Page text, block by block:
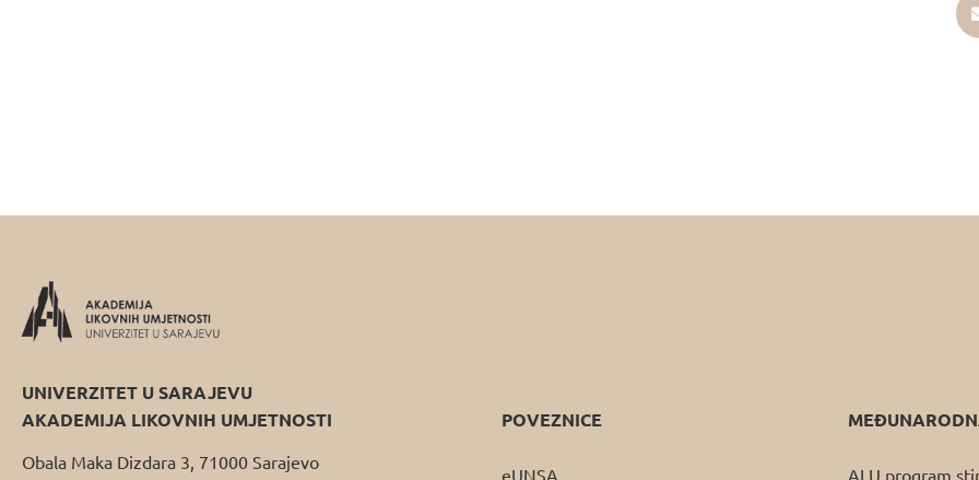
UNIVERZITET U SARAJEVU
AKADEMIJA LIKOVNIH UMJETNOSTI
Obala Maka Dizdara 3, 71000 Sarajevo
POVEZNICE
eUNSA ALU program